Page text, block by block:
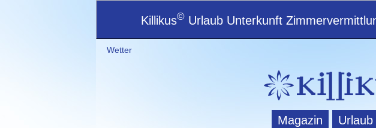
Killikus© Urlaub Unterkunft
Wetter
Magazin Urlaub